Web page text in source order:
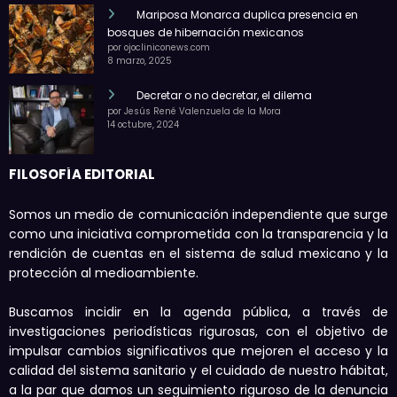
Mariposa Monarca duplica presencia en
bosques de hibernación mexicanos
por ojocliniconews.com
8 marzo, 2025
Decretar o no decretar, el dilema
por Jesús René Valenzuela de la Mora
14 octubre, 2024
FILOSOFÍA EDITORIAL
Somos un medio de comunicación independiente que surge
como una iniciativa comprometida con la transparencia y la
rendición de cuentas en el sistema de salud mexicano y la
protección al medioambiente.
Buscamos incidir en la agenda pública, a través de
investigaciones periodísticas rigurosas, con el objetivo de
impulsar cambios significativos que mejoren el acceso y la
calidad del sistema sanitario y el cuidado de nuestro hábitat,
a la par que damos un seguimiento riguroso de la denuncia